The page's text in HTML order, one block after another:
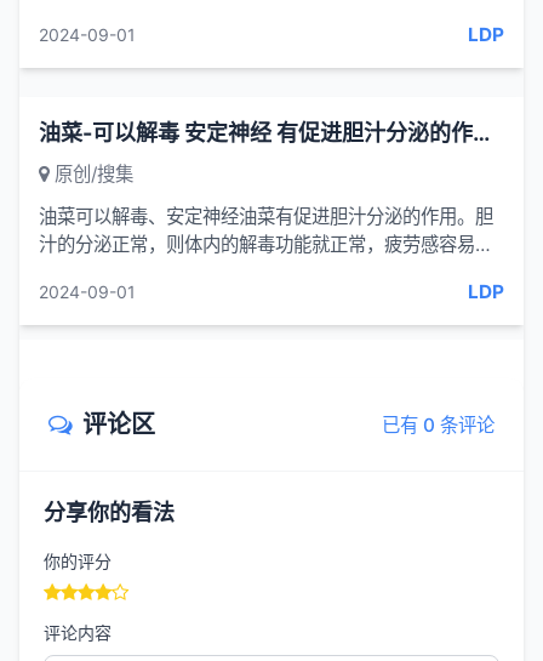
至沸腾后再...
2024-09-01 LDP
油菜-可以解毒 安定神经 有促进胆汁分泌的作用 胆汁的分泌正常
原创/搜集
油菜可以解毒、安定神经油菜有促进胆汁分泌的作用。胆
汁的分泌正常，则体内的解毒功能就正常，疲劳感容易消
经过敏的人、...
2024-09-01 LDP
评论区 已有 0 条评论
分享你的看法
你的评分
评论内容